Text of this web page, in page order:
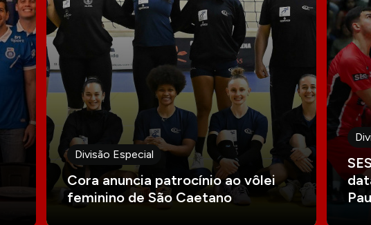
Divisão Especial
Cora anuncia patrocínio ao vôlei
feminino de São Caetano